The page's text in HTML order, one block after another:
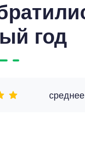
год
среднее